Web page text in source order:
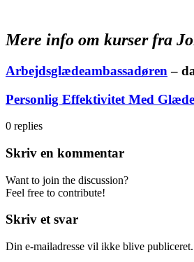
Mere info om kurser fra
Arbejdsglædeambassadøren –
Personlig Effektivitet Med Glæde
0 replies
Skriv en kommentar
Want to join the discussion?
Feel free to contribute!
Skriv et svar
Din e-mailadresse vil ikke blive publiceret.